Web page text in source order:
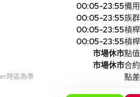
00:05-23:55
00:05-23:55
00:05-23:55
00:05-23:55
市場休市
市場休市
時區為準
備
族群
槓
槓
點值
合
點差